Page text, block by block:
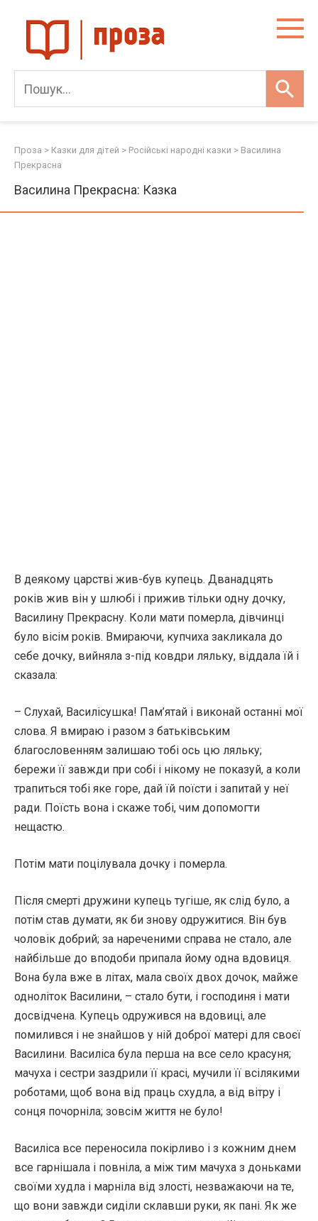
content
Проза > Казки для дітей > Російські народні казки > Василина
Прекрасна
Василина Прекрасна: Казка
В деякому царстві жив-був купець. Дванадцять
років жив він у шлюбі і прижив тільки одну дочку,
Василину Прекрасну. Коли мати померла, дівчинці
було вісім років. Вмираючи, купчиха закликала до
себе дочку, вийняла з-під ковдри ляльку, віддала їй і
сказала:
– Слухай, Василісушка! Пам’ятай і виконай останні мої
слова. Я вмираю і разом з батьківським
благословенням залишаю тобі ось цю ляльку;
бережи її завжди при собі і нікому не показуй, а коли
трапиться тобі яке горе, дай їй поїсти і запитай у неї
ради. Поїсть вона і скаже тобі, чим допомогти
нещастю.
Потім мати поцілувала дочку і померла.
Після смерті дружини купець тугіше, як слід було, а
потім став думати, як би знову одружитися. Він був
чоловік добрий; за нареченими справа не стало, але
найбільше до вподоби припала йому одна вдовиця.
Вона була вже в літах, мала своїх двох дочок, майже
одноліток Василини, – стало бути, і господиня і мати
досвідчена. Купець одружився на вдовиці, але
помилився і не знайшов у ній доброї матері для своєї
Василини. Василіса була перша на все село красуня;
мачуха і сестри заздрили її красі, мучили її всілякими
роботами, щоб вона від праць схудла, а від вітру і
сонця почорніла; зовсім життя не було!
Василіса все переносила покірливо і з кожним днем
все гарнішала і повніла, а між тим мачуха з доньками
своїми худла і марніла від злості, незважаючи на те,
що вони завжди сиділи склавши руки, як пані. Як же